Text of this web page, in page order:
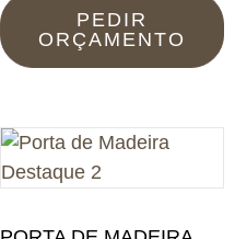
PEDIR
ORÇAMENTO